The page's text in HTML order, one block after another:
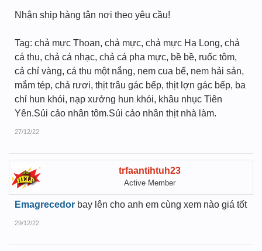
Nhận ship hàng tận nơi theo yêu cầu!
Tag: chả mực Thoan, chả mực, chả mực Hạ Long, chả
cá thu, chả cá nhạc, chả cá pha mực, bề bề, ruốc tôm,
cả chỉ vàng, cá thu một nắng, nem cua bể, nem hải sản,
mắm tép, chả rươi, thịt trâu gác bếp, thịt lợn gác bếp, ba
chỉ hun khói, nạp xưởng hun khói, khâu nhục Tiên
Yên.Sủi cảo nhân tôm.Sủi cảo nhân thịt nhà làm.
27/12/22
trfaantihtuh23
Active Member
Emagrecedor bay lên cho anh em cùng xem nào giá tốt
29/12/22